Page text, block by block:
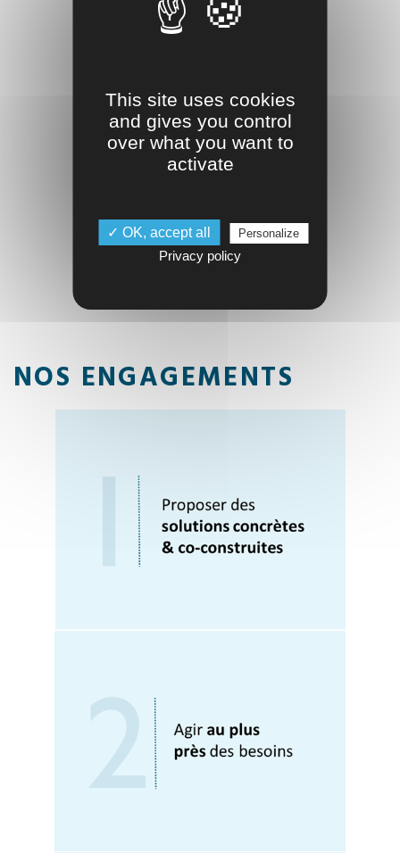
NOS ENGAGEMENTS
This site uses cookies
and gives you control
over what you want to
activate
✓ OK, accept all Personalize
Privacy policy